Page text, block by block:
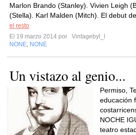
Marlon Brando (Stanley). Vivien Leigh
(Stella). Karl Malden (Mitch). El debut
el resto
El 19 marzo 2014 por
Vintagebyl_l
NONE NONE
Un vistazo al genio...
Permiso,
educación
NOCHE
teatro